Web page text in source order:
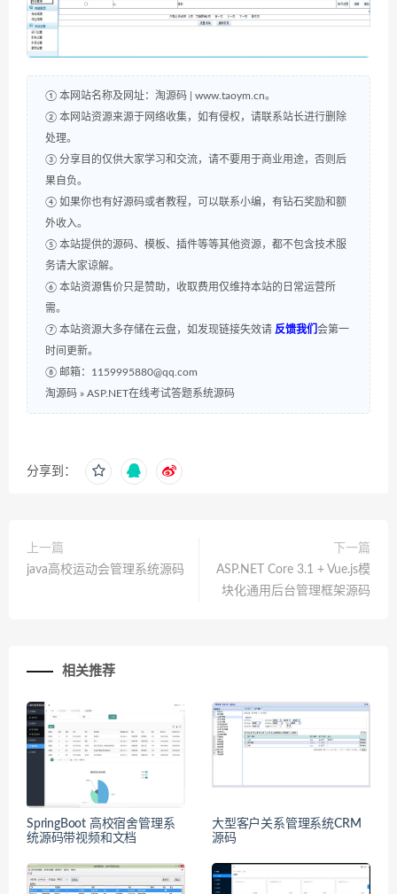
① 本网站名称及网址：淘源码 | www.taoym.cn。
② 本网站资源来源于网络收集，如有侵权，请联系站长进行删除
处理。
③ 分享目的仅供大家学习和交流，请不要用于商业用途，否则后
果自负。
④ 如果你也有好源码或者教程，可以联系小编，有钻石奖励和额
外收入。
⑤ 本站提供的源码、模板、插件等等其他资源，都不包含技术服
务请大家谅解。
⑥ 本站资源售价只是赞助，收取费用仅维持本站的日常运营所
需。
⑦ 本站资源大多存储在云盘，如发现链接失效请 反馈我们 会第一
时间更新。
⑧ 邮箱：1159995880@qq.com
淘源码 » ASP.NET在线考试答题系统源码
分享到：
上一篇
java高校运动会管理系统源码
下一篇
ASP.NET Core 3.1 + Vue.js模
块化通用后台管理框架源码
相关推荐
SpringBoot 高校宿舍管理系
统源码带视频和文档
大型客户关系管理系统CRM
源码